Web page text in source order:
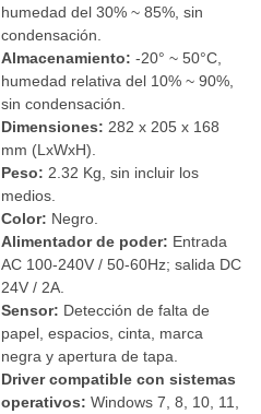
humedad del 30% ~ 85%, sin
condensación.
Almacenamiento: -20° ~ 50°C,
humedad relativa del 10% ~ 90%,
sin condensación.
Dimensiones: 282 x 205 x 168
mm (LxWxH).
Peso: 2.32 Kg, sin incluir los
medios.
Color: Negro.
Alimentador de poder: Entrada
AC 100-240V / 50-60Hz; salida DC
24V / 2A.
Sensor: Detección de falta de
papel, espacios, cinta, marca
negra y apertura de tapa.
Driver compatible con sistemas
operativos: Windows 7, 8, 10, 11,